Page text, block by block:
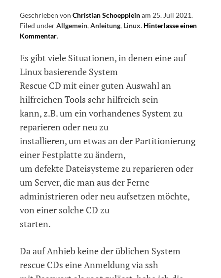
Geschrieben von Christian Schoeppleinam 25. Juli 2021.
Filed underAllgemein,Anleitung, Linux. Hinterlasse einen
Kommentaron
einer
angepassten
und
bootfähigen
Linux
Rescue
CD
mit
aktivierten
ssh
Deamon
.
Es gibt viele Situationen, in denen eine auf
Linux basierende System
Rescue CD mit einer guten Auswahl an
hilfreichen Tools sehr hilfreich sein
kann, z.B. um ein vorhandenes System zu
reparieren oder neu zu
installieren, um etwas an der Partitionierung
einer Festplatte zu ändern,
um defekte Dateisysteme zu reparieren oder
um Server, die man aus der Ferne
administrieren oder neu aufsetzen möchte,
von einer solche CD zu
starten.
Da auf Anhieb keine der üblichen System
rescue CDs eine Anmeldung via ssh